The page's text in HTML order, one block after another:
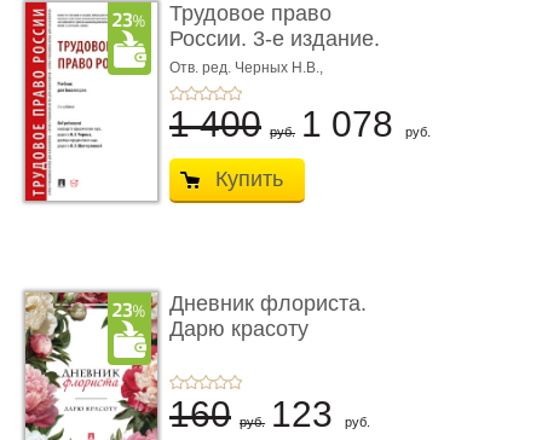
Трудовое право
России. 3-е издание.
Учебник для ...
Отв. ред. Черных Н.В.,
Шестерякова И.В.
1 400 руб. 1 078 руб.
Купить
Дневник флориста.
Дарю красоту
160 руб. 123 руб.